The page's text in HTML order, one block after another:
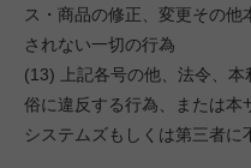
ス・商品の修正、変更その
されない一切の行為
(13) 上記各号の他、法令、
俗に違反する行為、または本
システムズもしくは第三者に